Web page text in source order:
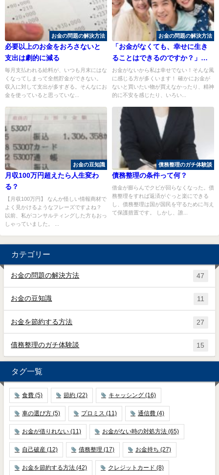
お金の問題の解決方法
必要以上のお金をおろさないと
支出は劇的に減る
毎月支払われる給料が、いつも月末にはな
くなってしまって全然貯金ができない。
収入に対して支出が多すぎる。そんなにお
金を使っていると思っていな...
お金の問題の解決方法
「お金がなくても、幸せに生き
ることはできるのですか？」→
ハイ可能です、具体的に解説し
ます
お金がないから私は幸せでない！そんな風
に感じる方が多くいます！ 確かにお金が
ないと買いたい物が買えなかったり、精神
的に不安を感じたり、いろい...
お金の豆知識
月収100万円超えたら人生変わ
る？
【月収100万円】 なんか怪しい情報商材で
よく見かけるようなフレーズですよね？
以前、私がコンサルティングした方もおっ
しゃっていました。 ...
債務整理のガチ体験談
債務整理の条件って何？
借金が膨らんでクビが回らなくなった。債
務整理をすれば返済がぐっと楽にできる
し、債務整理は国が国民を守るために与え
て保護措置です。 しかし、誰...
カテゴリー
お金の問題の解決方法 47
お金の豆知識 11
お金を節約する方法 27
債務整理のガチ体験談 15
タグ一覧
食費 (5) 節約 (22) キャッシング (16)
車の選び方 (5) プロミス (11) 通信費 (4)
お金が借りれない (11) お金がない時の対処方法 (65)
自己破産 (12) 債務整理 (17) お金持ち (27)
お金を節約する方法 (42) クレジットカード (8)